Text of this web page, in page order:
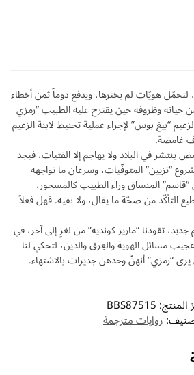
هويّات لم يخترها، ويدفع دوماً ثمن أخطاء
حياته وظروفه حين يقترح عليه الطبيب “رمزي
“بيغ بوس” لإجراء عملية تحنيط لابنة الزعيم
غامضة.
ينتشر في البلاد ولا يهاجم إلا الفتيات، فيجد
“تزيين” المتوفّيات، وسرعان ما تواجهه
“قاسم” المنساق وراء الطبيب كالمسحور،
التأكّد من صحّة ما يقال، ولا نفيه. فهل فعلاً
تقودنا “ماريز كونديه” من لغزٍ إلى آخر، في
مسائل الهوية والعِرق والدين، لتحكي لنا
يرى “رمزي” أنهنّ وحدهن جديرات بالاشتهاء.
المنتج:BBS87515
روايات مترجمة